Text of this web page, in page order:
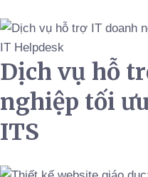
IT Helpdesk
Dịch vụ hỗ
nghiệp tối
ITS